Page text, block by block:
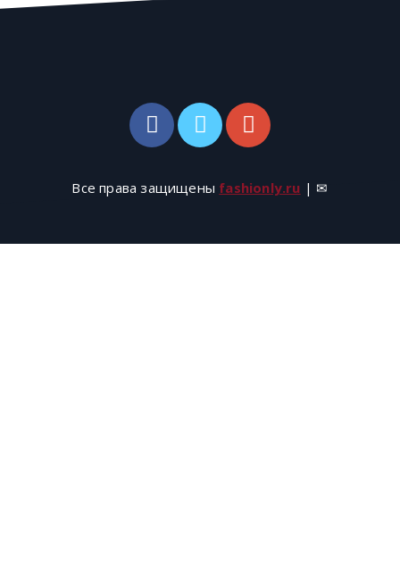
Все права защищены fashionly.ru | ✉